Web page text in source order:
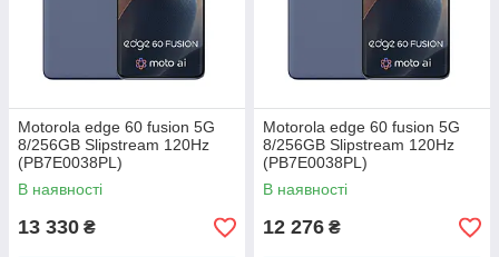
Motorola edge 60 fusion 5G
8/256GB Slipstream 120Hz
(PB7E0038PL)
В наявності
13 330 ₴
Motorola edge 60 fusion 5G
8/256GB Slipstream 120Hz
(PB7E0038PL)
В наявності
12 276 ₴